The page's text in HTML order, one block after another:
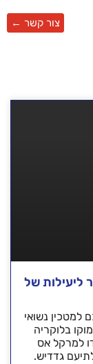
צור קשר ←
ליעילות של
נשואי
בלוקריה
למרקל אס
גדדיש.